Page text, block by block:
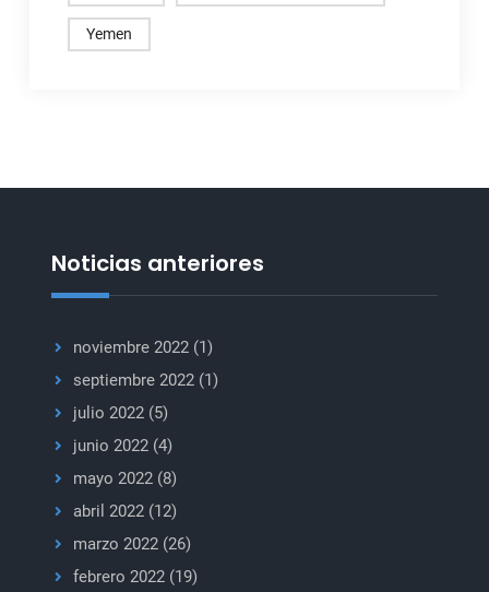
Yemen
Noticias anteriores
noviembre 2022(1)
septiembre 2022(1)
julio 2022(5)
junio 2022(4)
mayo 2022(8)
abril 2022(12)
marzo 2022(26)
febrero 2022(19)